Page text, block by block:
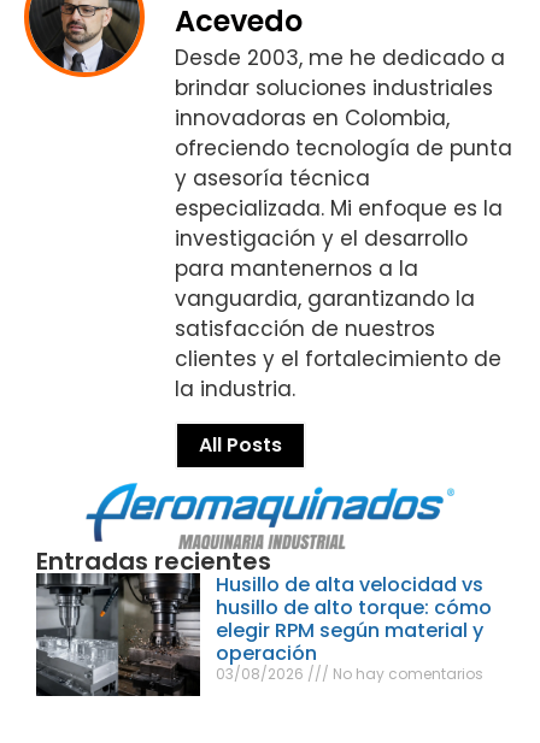
Acevedo
Desde 2003, me he dedicado a
brindar soluciones industriales
innovadoras en Colombia,
ofreciendo tecnología de punta
y asesoría técnica
especializada. Mi enfoque es la
investigación y el desarrollo
para mantenernos a la
vanguardia, garantizando la
satisfacción de nuestros
clientes y el fortalecimiento de
la industria.
All Posts
Entradas recientes
Husillo de alta velocidad vs
husillo de alto torque: cómo
elegir RPM según material y
operación
03/08/2026 No hay comentarios